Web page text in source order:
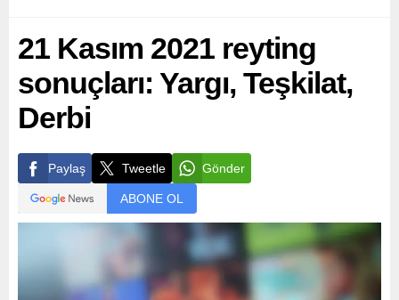
21 Kasım 2021 reyting
sonuçları: Yargı, Teşkilat,
Derbi
Paylaş Tweetle Gönder
ABONE OL